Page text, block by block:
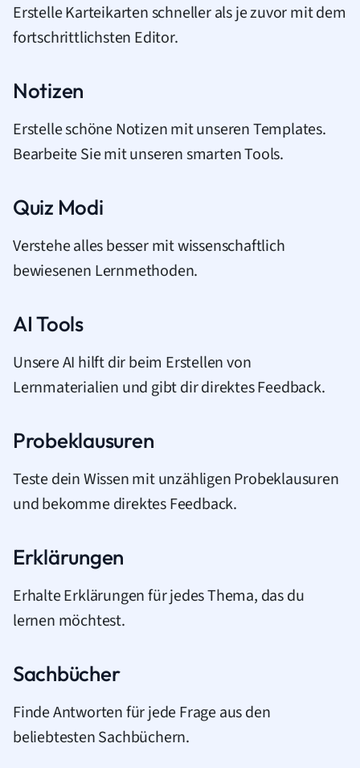
Erstelle Karteikarten schneller als je zuvor mit dem
fortschrittlichsten Editor.
Notizen
Erstelle schöne Notizen mit unseren Templates.
Bearbeite Sie mit unseren smarten Tools.
Quiz Modi
Verstehe alles besser mit wissenschaftlich
bewiesenen Lernmethoden.
AI Tools
Unsere AI hilft dir beim Erstellen von
Lernmaterialien und gibt dir direktes Feedback.
Probeklausuren
Teste dein Wissen mit unzähligen Probeklausuren
und bekomme direktes Feedback.
Erklärungen
Erhalte Erklärungen für jedes Thema, das du
lernen möchtest.
Sachbücher
Finde Antworten für jede Frage aus den
beliebtesten Sachbüchern.